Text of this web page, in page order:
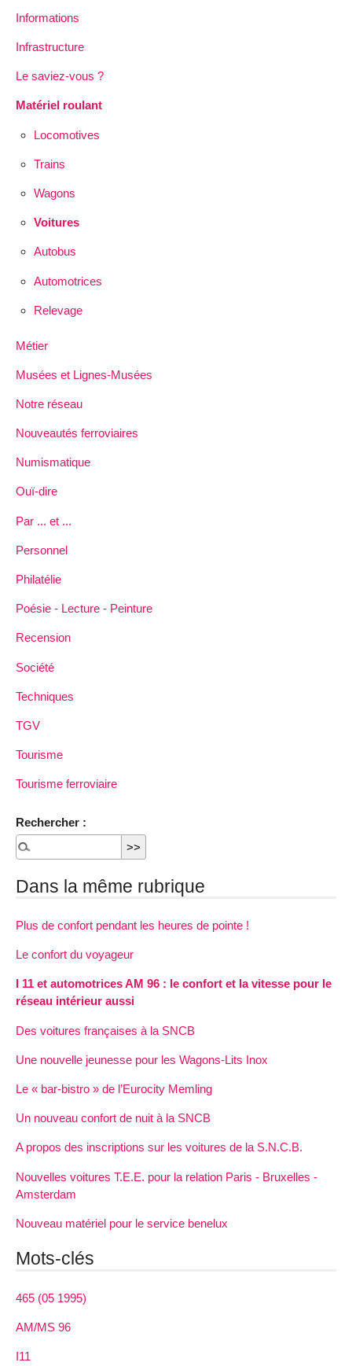
Informations
Infrastructure
Le saviez-vous ?
Matériel roulant
Locomotives
Trains
Wagons
Voitures
Autobus
Automotrices
Relevage
Métier
Musées et Lignes-Musées
Notre réseau
Nouveautés ferroviaires
Numismatique
Ouï-dire
Par ... et ...
Personnel
Philatélie
Poésie - Lecture - Peinture
Recension
Société
Techniques
TGV
Tourisme
Tourisme ferroviaire
Rechercher :
Dans la même rubrique
Plus de confort pendant les heures de pointe !
Le confort du voyageur
I 11 et automotrices AM 96 : le confort et la vitesse pour le
réseau intérieur aussi
Des voitures françaises à la SNCB
Une nouvelle jeunesse pour les Wagons-Lits Inox
Le « bar-bistro » de l’Eurocity Memling
Un nouveau confort de nuit à la SNCB
A propos des inscriptions sur les voitures de la S.N.C.B.
Nouvelles voitures T.E.E. pour la relation Paris - Bruxelles -
Amsterdam
Nouveau matériel pour le service benelux
Mots-clés
465 (05 1995)
AM/MS 96
I11